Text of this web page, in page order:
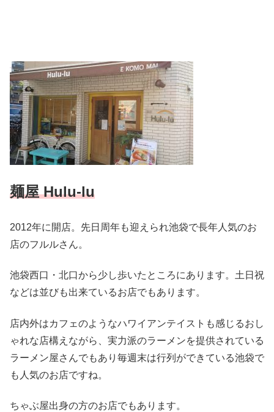
麺屋 Hulu-lu
2012年に開店。先日周年も迎えられ池袋で長年人気のお
店のフルルさん。
池袋西口・北口から少し歩いたところにあります。土日祝
などは並びも出来ているお店でもあります。
店内外はカフェのようなハワイアンテイストも感じるおし
ゃれな店構えながら、実力派のラーメンを提供されている
ラーメン屋さんでもあり毎週末は行列ができている池袋で
も人気のお店ですね。
ちゃぶ屋出身の方のお店でもあります。